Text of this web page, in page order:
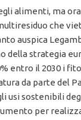
alimenti, ma
che
auspica
della strategia
entro il 2030 i
da parte del
usi sostenibili
per